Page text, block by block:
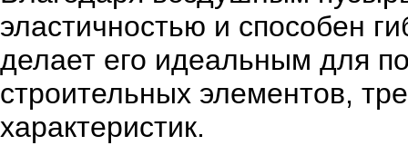
эластичностью и способен
делает его идеальным для
строительных элементов,
характеристик.